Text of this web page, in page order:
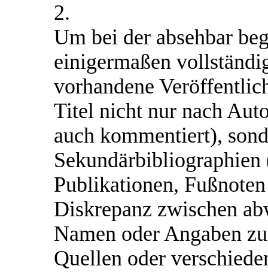
2.
Um bei der absehbar
einigermaßen
vorhandene
Titel nicht nur nach
auch kommentiert),
Publikationen,
Diskrepanz zwischen
Namen oder Angaben
Quellen oder